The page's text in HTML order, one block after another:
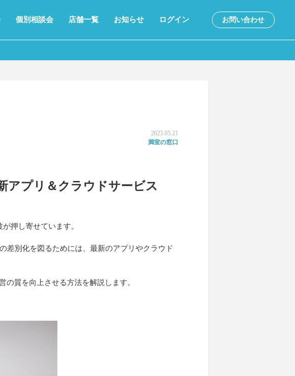
個別相談会 店舗一覧 お知らせ ログイン お問い合わせ
2025.05.21
満室の窓口
アプリ＆クラウドサービス
押し寄せています。
差別化を図るためには、最新のアプリやクラウド
質を向上させる方法を解説します。